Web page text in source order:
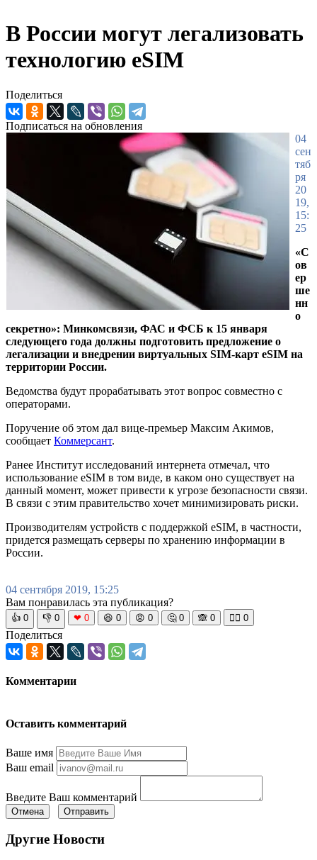
В России могут легализовать
технологию eSIM
Поделиться
Подписаться на обновления
04
сен
тяб
ря
20
19,
15:
25
«С
ов
ер
ше
нн
о
секретно»: Минкомсвязи, ФАС и ФСБ к 15 января
следующего года должны подготовить предложение о
легализации и внедрении виртуальных SIM-карт eSIM на
территории России.
Ведомства будут прорабатывать этот вопрос совместно с
операторами.
Поручение об этом дал вице-премьер Максим Акимов,
сообщает Коммерсант.
Ранее Институт исследований интернета отмечал, что
использование eSIM в том виде, в каком оно существует на
данный момент, может привести к угрозе безопасности связи.
В связи с этим правительство хочет минимизировать риски.
Производителям устройств с поддержкой eSIM, в частности,
придется размещать серверы по хранению информации в
России.
04 сентября 2019, 15:25
Вам понравилась эта публикация?
👍 0 👎 0 ❤ 0 😆 0 😡 0 🤔 0 🙈 0 🧘‍♀️ 0
Поделиться
Комментарии
Оставить комментарий
Ваше имя
Ваш email
Введите Ваш комментарий
Отмена Отправить
Другие Новости